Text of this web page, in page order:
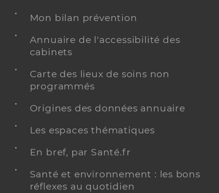
Mon bilan prévention
Annuaire de l'accessibilité des
cabinets
Carte des lieux de soins non
programmés
Origines des données annuaire
Les espaces thématiques
En bref, par Santé.fr
Santé et environnement : les bons
réflexes au quotidien